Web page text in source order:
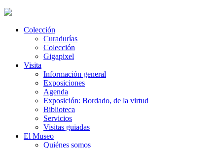
Colección
Curadurías
Colección
Gigapixel
Visita
Información general
Exposiciones
Agenda
Exposición: Bordado, de la virtud
Biblioteca
Servicios
Visitas guiadas
El Museo
Quiénes somos